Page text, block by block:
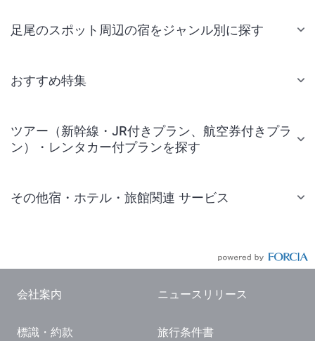
足尾のスポット周辺の宿をジャンル別に探す
おすすめ特集
ツアー（新幹線・JR付きプラン、航空券付きプラ
ン）・レンタカー付プランを探す
その他宿・ホテル・旅館関連 サービス
国内観光ガイド
会社案内 ニュースリリース
標識・約款 旅行条件書